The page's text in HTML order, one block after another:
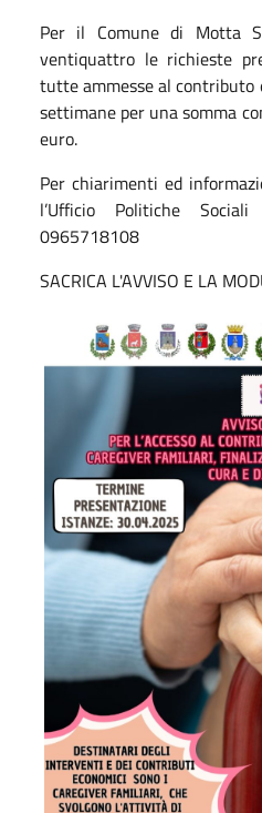
Per il Comune di Motta
ventiquattro le richieste
tutte ammesse al contributo
settimane per una somma
euro.
Per chiarimenti ed
l’Ufficio Politiche
0965718108
SACRICA L'AVVISO E LA